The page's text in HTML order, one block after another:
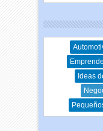
Ideas